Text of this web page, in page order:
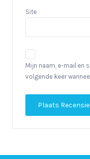
Site
Mijn naam, e-mail en
volgende keer